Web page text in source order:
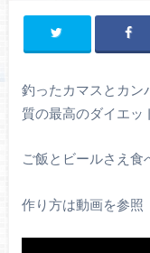
釣ったカマスとカン
質の最高のダイエッ
ご飯とビールさえ食
作り方は動画を参照